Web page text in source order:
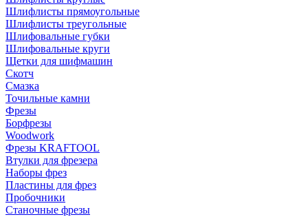
Шлифлисты прямоугольные
Шлифлисты треугольные
Шлифовальные губки
Шлифовальные круги
Щетки для шифмашин
Скотч
Смазка
Точильные камни
Фрезы
Борфрезы
Woodwork
Фрезы KRAFTOOL
Втулки для фрезера
Наборы фрез
Пластины для фрез
Пробочники
Станочные фрезы